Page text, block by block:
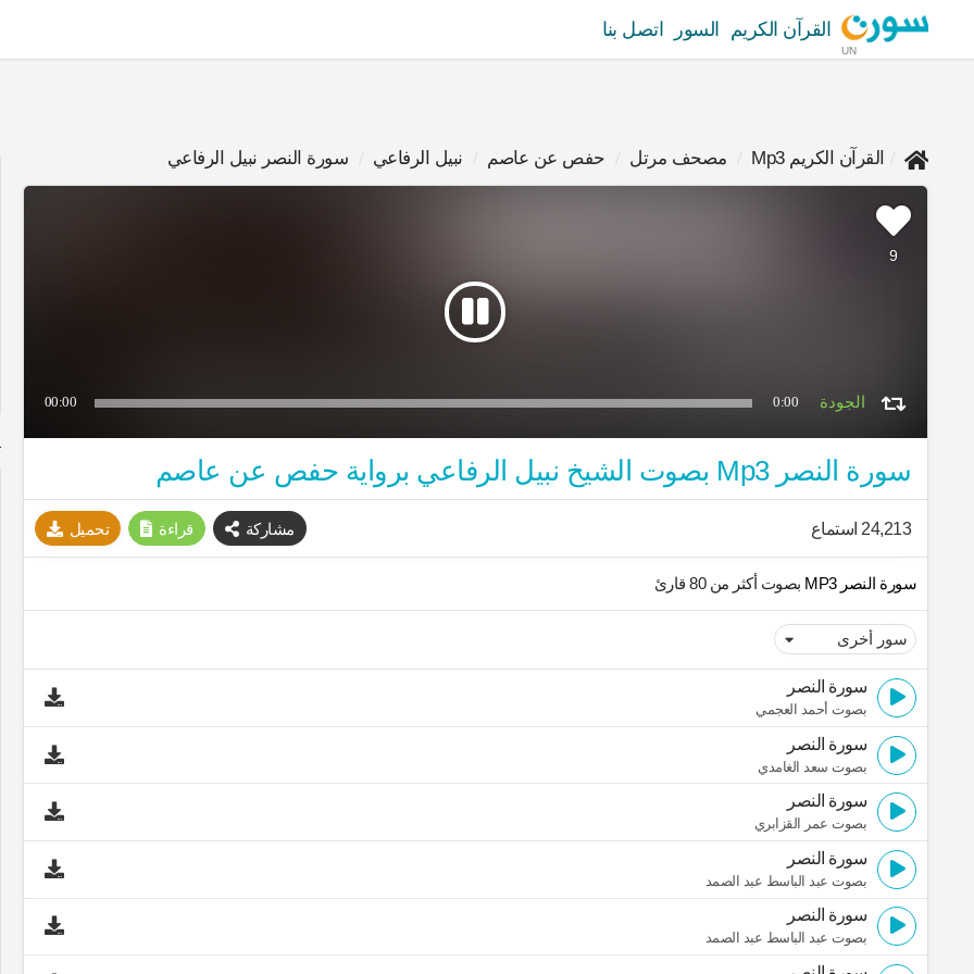
UN
القرآن الكريم السور اتصل بنا
القرآن الكريم Mp3 مصحف مرتل حفص عن عاصم نبيل الرفاعي سورة النصر نبيل الرفاعي
9
00:00 0:00
سورة النصر Mp3 بصوت الشيخ نبيل الرفاعي برواية حفص عن عاصم
24,213 استماع تحميل قراءة مشاركة
سورة النصر MP3 بصوت أكثر من 80 قارئ
سورة النصر
بصوت أحمد العجمي
سورة النصر
بصوت سعد الغامدي
سورة النصر
بصوت عمر القزابري
سورة النصر
بصوت عبد الباسط عبد الصمد
سورة النصر
بصوت عبد الباسط عبد الصمد